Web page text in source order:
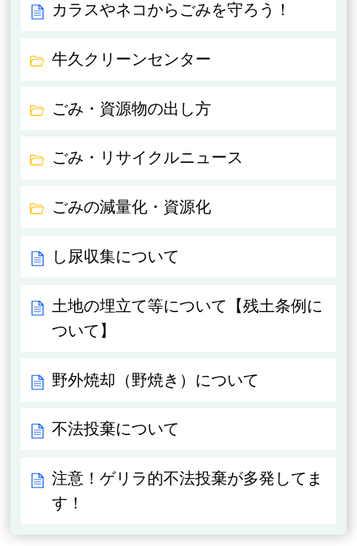
カラスやネコからごみを守ろう！
牛久クリーンセンター
ごみ・資源物の出し方
ごみ・リサイクルニュース
ごみの減量化・資源化
し尿収集について
土地の埋立て等について【残土条例に
ついて】
野外焼却（野焼き）について
不法投棄について
注意！ゲリラ的不法投棄が多発してま
す！